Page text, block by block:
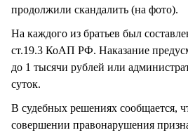
продолжили скандалить (на фото).
На каждого из братьев был
ст.19.3 КоАП РФ. Наказание
до 1 тысячи рублей или
суток.
В судебных решениях сообщается,
совершении правонарушения